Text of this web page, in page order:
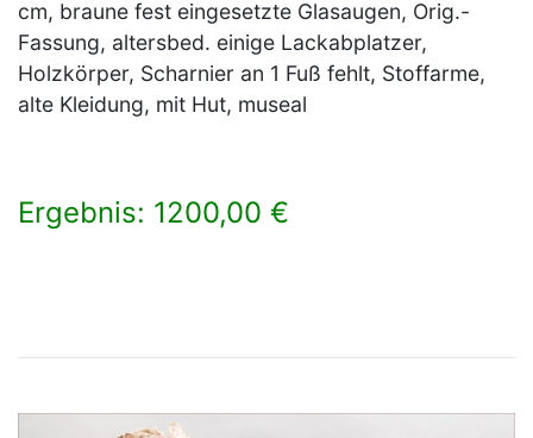
cm, braune fest eingesetzte Glasaugen, Orig.-
Fassung, altersbed. einige Lackabplatzer,
Holzkörper, Scharnier an 1 Fuß fehlt, Stoffarme,
alte Kleidung, mit Hut, museal
Ergebnis: 1200,00 €